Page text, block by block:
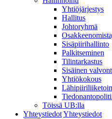
Yhtiöjärjestys
Hallitus
Johtoryhmä
Sisäpiirihallinto
Palkitseminen
Tilintarkastus
Sisäinen
Yhtiökokous
Töissä UB:lla
YhteystiedotYhteystiedot